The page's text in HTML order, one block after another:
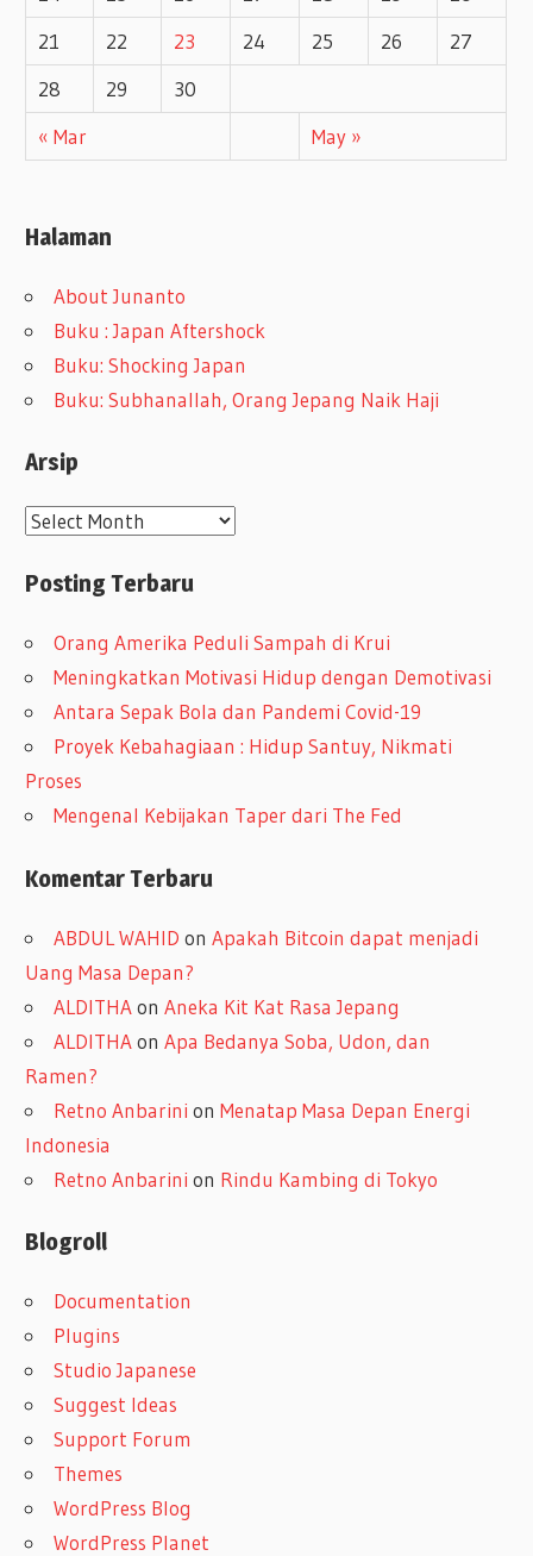
« Mar May »
21
22 23 24 25 26
27
28
29 30
Halaman
About Junanto
Buku : Japan Aftershock
Buku: Shocking Japan
Buku: Subhanallah, Orang Jepang Naik Haji
Arsip
A
s
Posting Terbaru
Orang Amerika Peduli Sampah di Krui
Meningkatkan Motivasi Hidup dengan Demotivasi
Antara Sepak Bola dan Pandemi Covid-19
Proyek Kebahagiaan : Hidup Santuy, Nikmati
Proses
Mengenal Kebijakan Taper dari The Fed
Komentar Terbaru
ABDUL WAHID onApakah Bitcoin dapat menjadi
Uang Masa Depan?
ALDITHAonAneka Kit Kat Rasa Jepang
ALDITHAonApa Bedanya Soba, Udon, dan
Ramen?
Retno Anbarini onMenatap Masa Depan Energi
Indonesia
Retno Anbarini on Rindu Kambing di Tokyo
Blogroll
Documentation
Plugins
Studio Japanese
Suggest Ideas
Support Forum
Themes
WordPress Blog
WordPress Planet